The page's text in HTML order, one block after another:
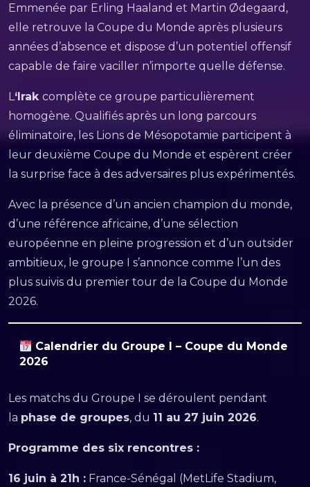
Emmenée par Erling Haaland et Martin Ødegaard,
elle retrouve la Coupe du Monde après plusieurs
années d’absence et dispose d’un potentiel offensif
capable de faire vaciller n’importe quelle défense.
L ‘Irak complète ce groupe particulièrement
homogène. Qualifiés après un long parcours
éliminatoire, les Lions de Mésopotamie participent à
leur deuxième Coupe du Monde et espèrent créer
la surprise face à des adversaires plus expérimentés.
Avec la présence d’un ancien champion du monde,
d’une référence africaine, d’une sélection
européenne en pleine progression et d’un outsider
ambitieux, le groupe I s’annonce comme l’un des
plus suivis du premier tour de la Coupe du Monde
2026.
Calendrier du Groupe I – Coupe du Monde
2026
Les matchs du Groupe I se déroulent pendant
la phase de groupes, du 11 au 27 juin 2026.
Programme des six rencontres :
16 juin à 21h : France-Sénégal (MetLife Stadium,